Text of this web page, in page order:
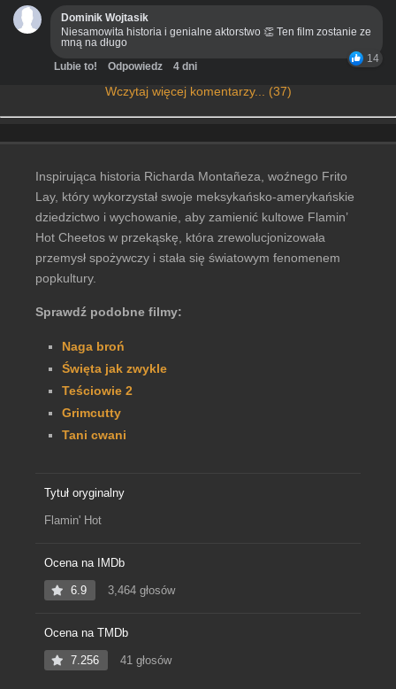
Dominik Wojtasik
Niesamowita historia i genialne aktorstwo 👏 Ten film zostanie ze
mną na długo
14
Lubie to! Odpowiedz 4 dni
Wczytaj więcej komentarzy... (37)
Inspirująca historia Richarda Montañeza, woźnego Frito
Lay, który wykorzystał swoje meksykańsko-amerykańskie
dziedzictwo i wychowanie, aby zamienić kultowe Flamin’
Hot Cheetos w przekąskę, która zrewolucjonizowała
przemysł spożywczy i stała się światowym fenomenem
popkultury.
Sprawdź podobne filmy:
Naga broń
Święta jak zwykle
Teściowie 2
Grimcutty
Tani cwani
Tytuł oryginalny
Flamin' Hot
Ocena na IMDb
6.9 3,464 głosów
Ocena na TMDb
7.256 41 głosów